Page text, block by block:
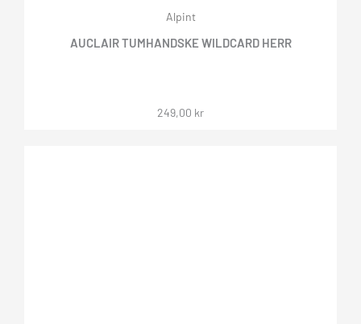
Alpint
AUCLAIR TUMHANDSKE WILDCARD HERR
249,00 kr